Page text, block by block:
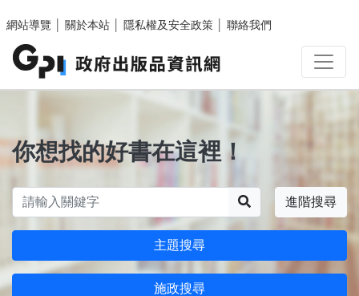
網站導覽
關於本站 隱私權及安全政策 聯絡我們
你想找的好書在這裡！
進階搜尋
主題搜尋
施政搜尋